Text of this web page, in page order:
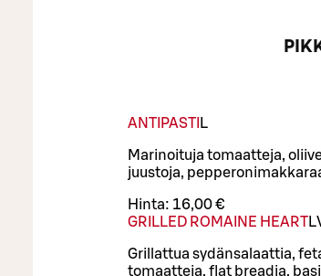
ANTIPASTI L
Marinoituja tomaatteja,
juustoja,
Hinta: 16,00 €
GRILLED ROMAINE HEARTL
Grillattua sydänsalaattia,
tomaatteja, flat breadia,